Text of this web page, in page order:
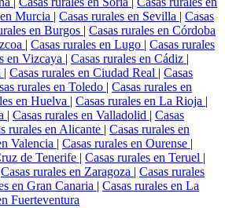
Murcia | Casas rurales en Sevilla | Casas
en Burgos | Casas rurales en Córdoba
| Casas rurales en Lugo | Casas rurales
en Vizcaya | Casas rurales en Cádiz |
| Casas rurales en Ciudad Real | Casas
rurales en Toledo | Casas rurales en
en Huelva | Casas rurales en La Rioja |
| Casas rurales en Valladolid | Casas
rurales en Alicante | Casas rurales en
Valencia | Casas rurales en Ourense |
de Tenerife | Casas rurales en Teruel |
Casas rurales en Zaragoza | Casas rurales
en Gran Canaria | Casas rurales en La
Fuerteventura